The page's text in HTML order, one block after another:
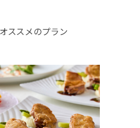
ススメのプラン